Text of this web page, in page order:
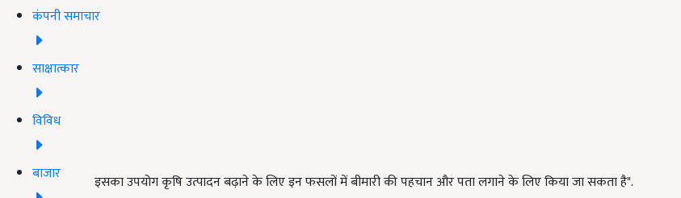
कंपनी समाचार
साक्षात्कार
विविध
बाजार इसका उपयोग कृषि उत्पादन बढ़ाने के लिए इन फसलों में बीमारी की पहचान और पता लगाने के लिए किया जा सकता है".